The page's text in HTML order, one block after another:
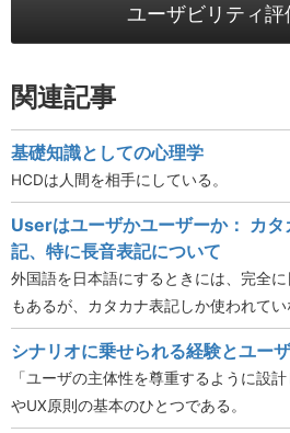
ユーザビリティ評
関連記事
基礎知識としての心理学
HCDは人間を相手にしている。
Userはユーザかユーザーか： カ
記、特に長音表記について
外国語を日本語にするときには、完全
もあるが、カタカナ表記しか使われて
シナリオに乗せられる経験とユー
「ユーザの主体性を尊重するように設
やUX原則の基本のひとつである。